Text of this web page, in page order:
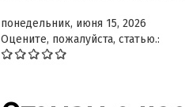
понедельник, июня 15, 2026
Оцените, пожалуйста, статью.: